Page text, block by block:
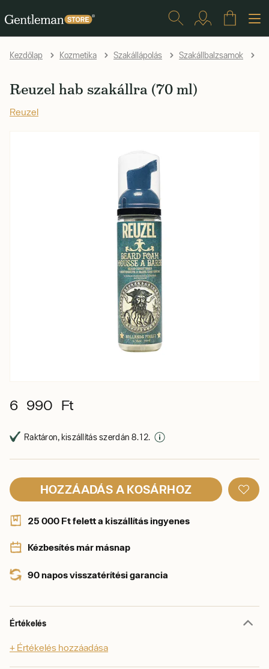
Kezdőlap Kozmetika Szakállápolás Szakállbalzsamok
Reuzel hab szakállra (70 ml)
Reuzel
6 990 Ft
Raktáron, kiszállítás szerdán 8. 12.
HOZZÁADÁS A KOSÁRHOZ
25 000 Ft felett a kiszállítás ingyenes
Kézbesítés már másnap
90 napos visszatérítési garancia
Értékelés
+ Értékelés hozzáadása